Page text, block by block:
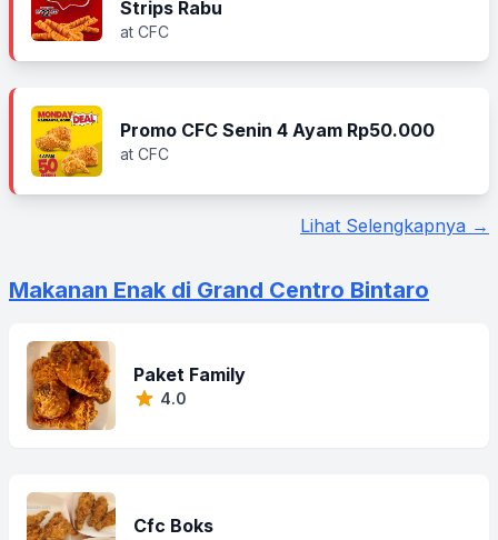
Strips Rabu
at CFC
Promo CFC Senin 4 Ayam Rp50.000
at CFC
Lihat Selengkapnya →
Makanan Enak di Grand Centro Bintaro
Paket Family
4.0
Cfc Boks